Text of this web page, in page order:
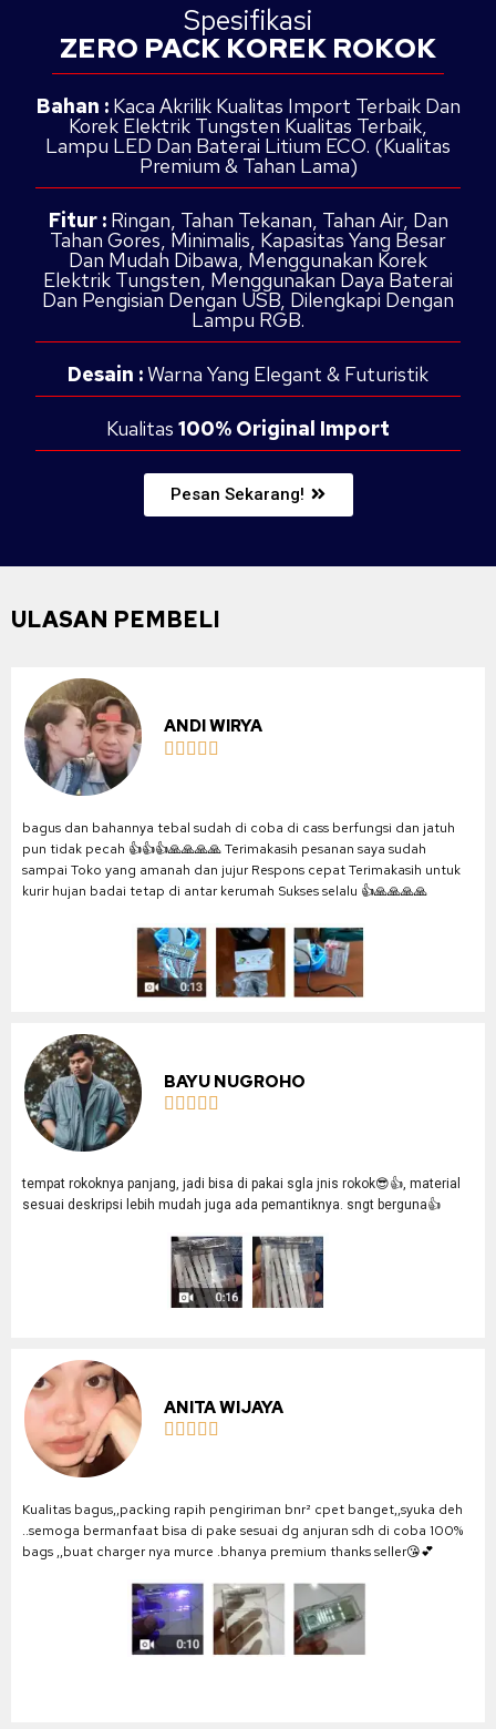
Spesifikasi
ZERO PACK KOREK ROKOK
Bahan : Kaca Akrilik Kualitas Import Terbaik Dan
Korek Elektrik Tungsten Kualitas Terbaik,
Lampu LED Dan Baterai Litium ECO. (Kualitas
Premium & Tahan Lama)
Fitur : Ringan, Tahan Tekanan, Tahan Air, Dan
Tahan Gores, Minimalis, Kapasitas Yang Besar
Dan Mudah Dibawa, Menggunakan Korek
Elektrik Tungsten, Menggunakan Daya Baterai
Dan Pengisian Dengan USB, Dilengkapi Dengan
Lampu RGB.
Desain :Warna Yang Elegant & Futuristik
Kualitas 100% Original Import
Pesan Sekarang!
ULASAN PEMBELI
ANDI WIRYA
    
bagus dan bahannya tebal sudah di coba di cass berfungsi dan jatuh
pun tidak pecah 👍👍👍🙏🙏🙏🙏 Terimakasih pesanan saya sudah
sampai Toko yang amanah dan jujur Respons cepat Terimakasih untuk
kurir hujan badai tetap di antar kerumah Sukses selalu 👍🙏🙏🙏🙏
BAYU NUGROHO
    
tempat rokoknya panjang, jadi bisa di pakai sgla jnis rokok😎👍, material
sesuai deskripsi lebih mudah juga ada pemantiknya. sngt berguna👍
ANITA WIJAYA
    
Kualitas bagus,,packing rapih pengiriman bnr² cpet banget,,syuka deh
..semoga bermanfaat bisa di pake sesuai dg anjuran sdh di coba 100%
bags ,,buat charger nya murce .bhanya premium thanks seller😘💕